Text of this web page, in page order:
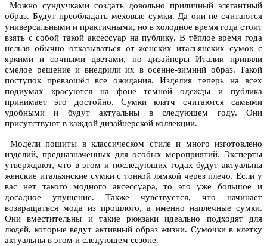
Можно сундучками создать довольно приличный элегантный
образ. Будут преобладать меховые сумки. Да они не считаются
универсальными и практичными, но в холодное время года стоит
взять с собой такой аксессуар на публику. В тёплое время года
нельзя обычно отказываться от женских итальянских сумок с
яркими и сочными цветами, но дизайнеры Италии приняли
смелое решение и внедрили их в осенне-зимний образ. Такой
поступок превзошёл все ожидания. Изделия теперь на всех
подиумах красуются на фоне темной одежды и публика
принимает это достойно. Сумки клатч считаются самыми
удобными и будут актуальны в следующем году. Они
присутствуют в каждой дизайнерской коллекции.
Модели пошиты в классическом стиле и много изготовлено
изделий, предназначенных для особых мероприятий. Эксперты
утверждают, что в этом и последующих годах будут актуальны
женские итальянские сумки с тонкой лямкой через плечо. Если у
вас нет такого модного аксессуара, то это уже большое и
досадное упущение. Также чувствуется, что начинает
возвращаться мода из прошлого, а именно наплечные сумки.
Они вместительны и такие рюкзаки идеально подходят для
людей, которые ведут активный образ жизни. Сумочки в клетку
актуальны в этом и следующем сезоне.